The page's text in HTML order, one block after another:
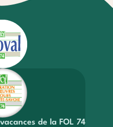
de la FOL 74